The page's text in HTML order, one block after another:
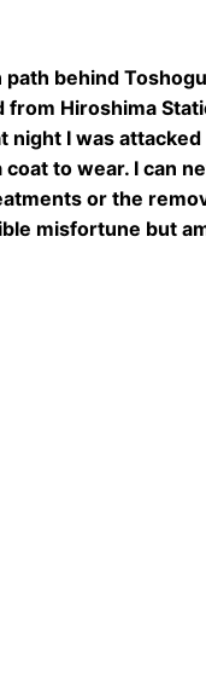
behind
Hiroshima
night I was
to wear. I can
or the
misfortune but